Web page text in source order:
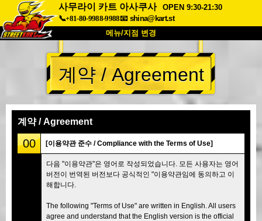
사무라이 카트 아사쿠사
OPEN 9:30-21:30
📞+81-80-9988-9988📧 shina@kart.st
메뉴/지점 변경
최상단
소개 사양 가격
회사 정보
도쿄 시나가와 #1 도쿄 아키하바라#1
도쿄 아키하바라#2 도쿄 시부야
도쿄 아사쿠사 오사카
계약 / Agreement
계약 / Agreement
00 [이용약관 준수 / Compliance with the Terms of Use]
다음 "이용약관"은 영어로 작성되었습니다. 모든 사용자는 영어
버전이 번역된 버전보다 공식적인 "이용약관임에 동의하고 이
해합니다.
The following "Terms of Use" are written in English. All users
agree and understand that the English version is the official